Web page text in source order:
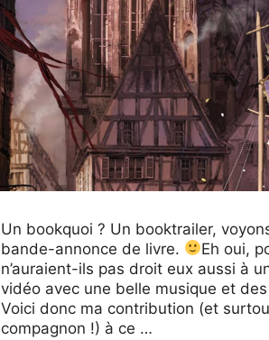
Un bookquoi ? Un booktrailer,
bande-annonce de livre.
Eh oui,
n’auraient-ils pas droit eux aussi à
vidéo avec une belle musique et
Voici donc ma contribution (et
compagnon !) à ce …